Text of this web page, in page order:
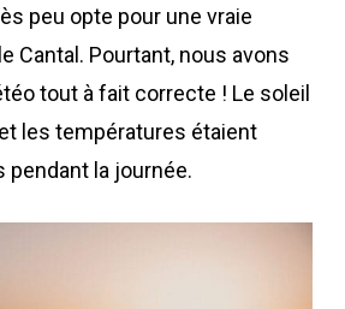
peu opte pour une vraie
Cantal. Pourtant, nous avons
tout à fait correcte ! Le soleil
les températures étaient
la journée.